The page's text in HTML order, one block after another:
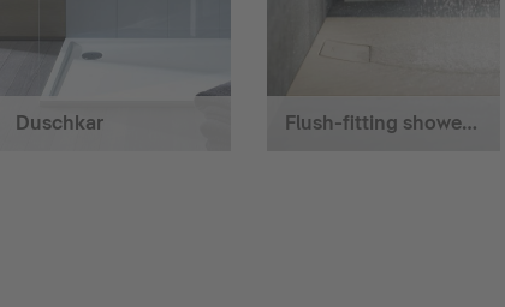
Duschkar Flush-fitting shower trays